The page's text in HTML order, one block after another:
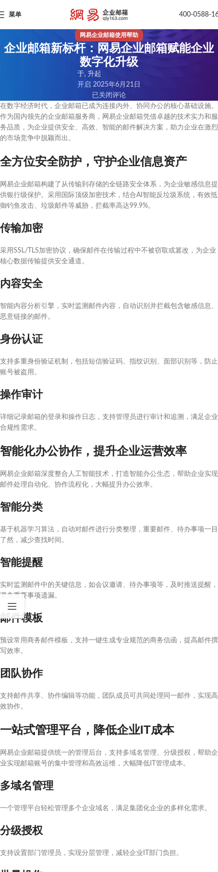
菜单 400-0588-
网易企业邮箱使用帮助
企业邮箱新标杆：网易企业邮箱赋能企业
数字化升级
于, 升起
开启 2025年6月21日
已关闭评论
在数字经济时代，企业邮箱已成为连接内外、协同办公的核心基础设施。
作为国内领先的企业邮箱服务商，网易企业邮箱凭借卓越的技术实力和服
务品质，为企业提供安全、高效、智能的邮件解决方案，助力企业在激烈
的市场竞争中脱颖而出。
全方位安全防护，守护企业信息资产
网易企业邮箱构建了从传输到存储的全链路安全体系，为企业敏感信息提
供银行级保护。采用国际顶级加密技术，结合AI智能反垃圾系统，有效抵
御钓鱼攻击、垃圾邮件等威胁，拦截率高达99.9%。
传输加密
采用SSL/TLS加密协议，确保邮件在传输过程中不被窃取或篡改，为企业
核心数据传输提供安全通道。
内容安全
智能内容分析引擎，实时监测邮件内容，自动识别并拦截包含敏感信息、
恶意链接的邮件。
身份认证
支持多重身份验证机制，包括短信验证码、指纹识别、面部识别等，防止
账号被盗用。
操作审计
详细记录邮箱的登录和操作日志，支持管理员进行审计和追溯，满足企业
合规性需求。
智能化办公协作，提升企业运营效率
网易企业邮箱深度整合人工智能技术，打造智能办公生态，帮助企业实现
邮件处理自动化、协作流程化，大幅提升办公效率。
智能分类
基于机器学习算法，自动对邮件进行分类整理，重要邮件、待办事项一目
了然，减少查找时间。
智能提醒
实时监测邮件中的关键信息，如会议邀请、待办事项等，及时推送提醒，
避免重要事项遗漏。
邮件模板
预设常用商务邮件模板，支持一键生成专业规范的商务信函，提高邮件撰
写效率。
团队协作
支持邮件共享、协作编辑等功能，团队成员可共同处理同一邮件，实现高
效协作。
一站式管理平台，降低企业IT成本
网易企业邮箱提供统一的管理后台，支持多域名管理、分级授权，帮助企
业实现邮箱账号的集中管理和高效运维，大幅降低IT管理成本。
多域名管理
一个管理平台轻松管理多个企业域名，满足集团化企业的多样化需求。
分级授权
支持设置部门管理员，实现分层管理，减轻企业IT部门负担。